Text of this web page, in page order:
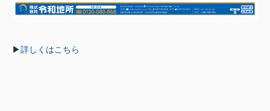
▶詳しくはこちら